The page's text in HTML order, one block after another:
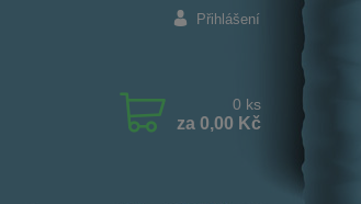
Přihlášení
0 ks
za 0,00 Kč